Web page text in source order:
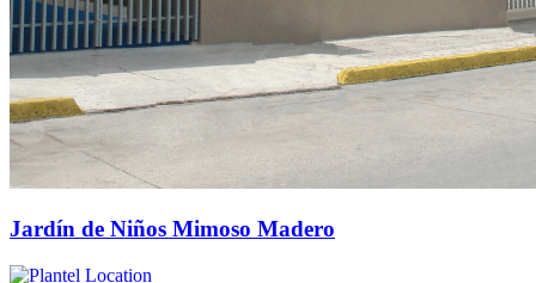
Jardín de Niños Mimoso Madero